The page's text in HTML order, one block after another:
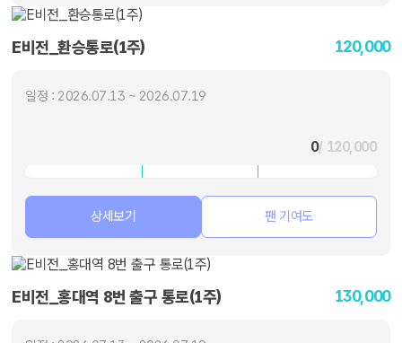
E비전_환승통로(1주) 120,000
일정 : 2026.07.13 ~ 2026.07.19
0/ 120,000
상세보기 팬 기여도
E비전_홍대역 8번 출구 통로(1주) 130,000